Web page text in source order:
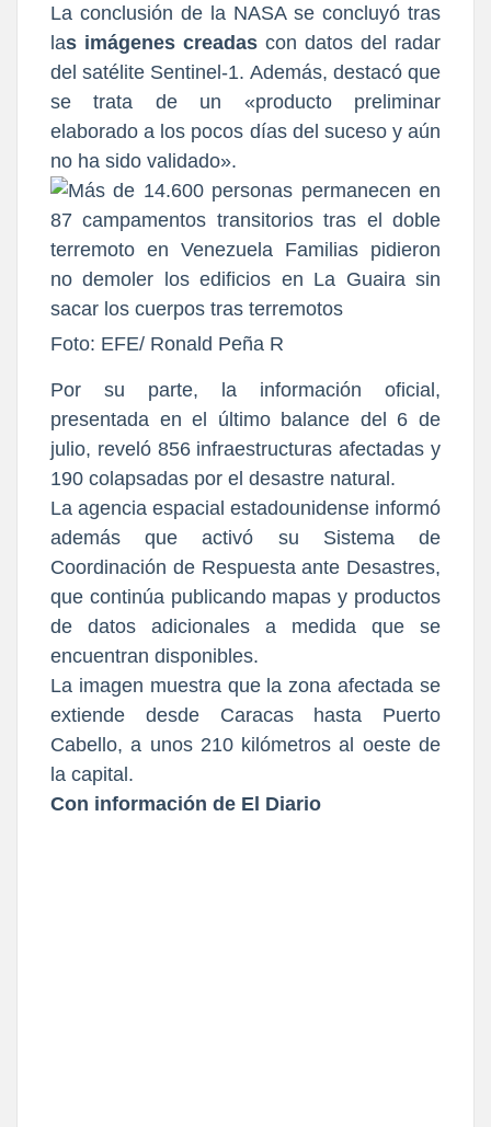
La conclusión de la NASA se concluyó tras
las imágenes creadas con datos del radar
del satélite Sentinel-1. Además, destacó que
se trata de un «producto preliminar
elaborado a los pocos días del suceso y aún
no ha sido validado».
Foto: EFE/ Ronald Peña R
Por su parte, la información oficial,
presentada en el último balance del 6 de
julio, reveló 856 infraestructuras afectadas y
190 colapsadas por el desastre natural.
La agencia espacial estadounidense informó
además que activó su Sistema de
Coordinación de Respuesta ante Desastres,
que continúa publicando mapas y productos
de datos adicionales a medida que se
encuentran disponibles.
La imagen muestra que la zona afectada se
extiende desde Caracas hasta Puerto
Cabello, a unos 210 kilómetros al oeste de
la capital.
Con información de El Diario